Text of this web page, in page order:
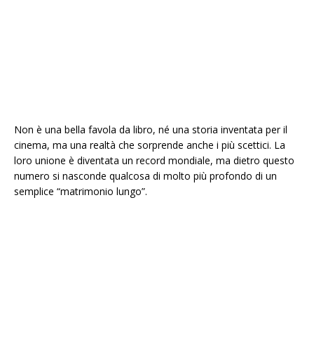
Non è una bella favola da libro, né una storia inventata per il
cinema, ma una realtà che sorprende anche i più scettici. La
loro unione è diventata un record mondiale, ma dietro questo
numero si nasconde qualcosa di molto più profondo di un
semplice “matrimonio lungo”.